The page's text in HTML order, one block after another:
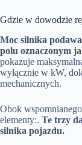
Gdzie w dowodzie
Moc silnika
polu oznaczonym
pokazuje
wyłącznie w kW,
mechanicznych.
Obok
elementy:. Te trzy
silnika pojazdu.